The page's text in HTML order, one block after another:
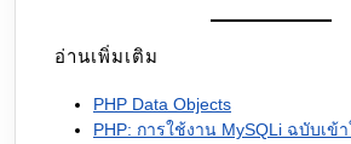
อ่านเพิ่มเติม
PHP Data Objects
PHP: การใช้งาน MySQLi ฉบับเข้า